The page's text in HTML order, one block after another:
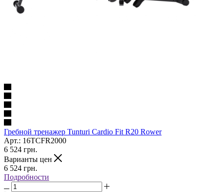
Гребной тренажер Tunturi Cardio Fit R20 Rower
Арт.: 16TCFR2000
6 524 грн.
Варианты цен
6 524 грн.
Подробности